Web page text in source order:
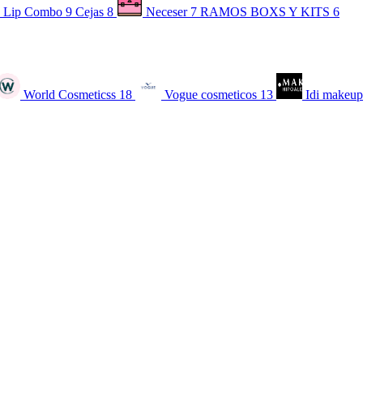
Lip Combo 9 Cejas 8 Neceser 7 RAMOS BOXS Y KITS 6
World Cosmeticss 18 Vogue cosmeticos 13 Idi makeup